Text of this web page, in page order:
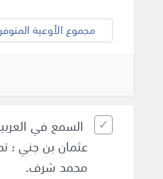
مجموع الأوعية
السمع في
عثمان بن جني
محمد شرف.